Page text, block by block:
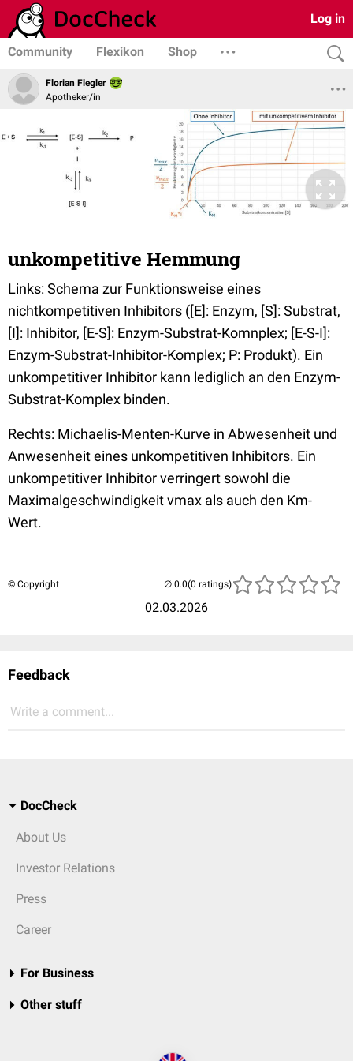
Log in
Community Flexikon Shop
Florian Flegler
Apotheker/in
unkompetitive Hemmung
Links: Schema zur Funktionsweise eines
nichtkompetitiven Inhibitors ([E]: Enzym, [S]: Substrat,
[I]: Inhibitor, [E-S]: Enzym-Substrat-Komnplex; [E-S-I]:
Enzym-Substrat-Inhibitor-Komplex; P: Produkt). Ein
unkompetitiver Inhibitor kann lediglich an den Enzym-
Substrat-Komplex binden.
Rechts: Michaelis-Menten-Kurve in Abwesenheit und
Anwesenheit eines unkompetitiven Inhibitors. Ein
unkompetitiver Inhibitor verringert sowohl die
Maximalgeschwindigkeit vmax als auch den Km-
Wert.
© Copyright
02.03.2026
(0 ratings)
Feedback
Write a comment...
DocCheck
About Us
Investor Relations
Press
Career
For Business
Other stuff